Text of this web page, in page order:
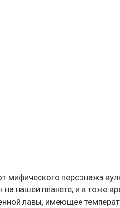
мифического персонажа
нашей планете, и в тоже
лавы, имеющее